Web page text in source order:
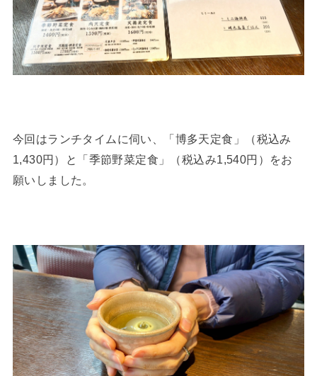
今回はランチタイムに伺い、「博多天定食」（税込み
1,430円）と「季節野菜定食」（税込み1,540円）をお
願いしました。